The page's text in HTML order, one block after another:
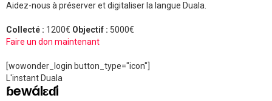
Aidez-nous à préserver et digitaliser la langue Duala.
Collecté : 1200€ Objectif : 5000€
Faire un don maintenant
[wowonder_login button_type="icon"]
L'instant Duala
ɓewálɛɗi